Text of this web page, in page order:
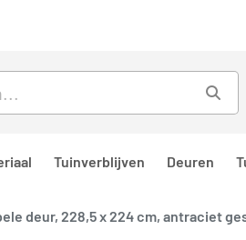
Tuinverblijven Deuren
deur, 228,5 x 224 cm, antraciet